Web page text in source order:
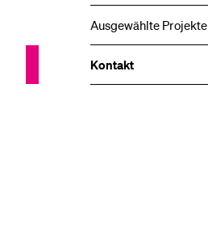
Ausgewählte Projekte
Kontakt